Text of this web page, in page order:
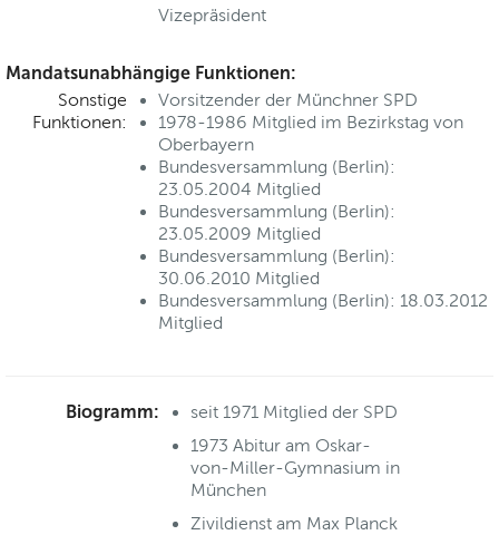
Vizepräsident
Mandatsunabhängige Funktionen:
Sonstige
Funktionen:
Vorsitzender der Münchner SPD
1978-1986 Mitglied im Bezirkstag von
Oberbayern
Bundesversammlung (Berlin):
23.05.2004 Mitglied
Bundesversammlung (Berlin):
23.05.2009 Mitglied
Bundesversammlung (Berlin):
30.06.2010 Mitglied
Bundesversammlung (Berlin): 18.03.2012
Mitglied
Biogramm:
seit 1971 Mitglied der SPD
1973 Abitur am Oskar-
von-Miller-Gymnasium in
München
Zivildienst am Max Planck